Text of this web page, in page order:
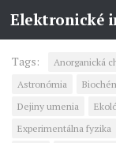
Elektronické
Tags: Anorganická
Astronómia
Dejiny umenia
Experimentálna fyzika